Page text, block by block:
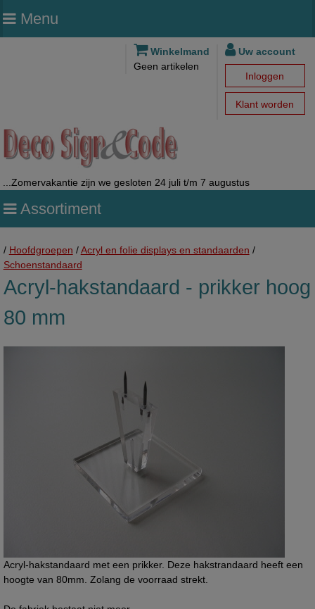
Menu
Winkelmand
Geen artikelen
Uw account
Inloggen
Klant worden
...Zomervakantie zijn we gesloten 24 juli t/m 7 augustus
Assortiment
/ Hoofdgroepen /Acryl en folie displays en standaarden /
Schoenstandaard
Acryl-hakstandaard - prikker hoog
80 mm
Acryl-hakstandaard met een prikker. Deze hakstrandaard heeft een
hoogte van 80mm. Zolang de voorraad strekt.